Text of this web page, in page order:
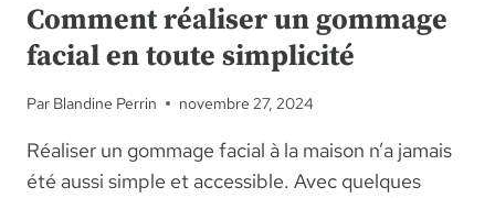
Comment réaliser un gommage
facial en toute simplicité
Par Blandine Perrin novembre 27, 2024
Réaliser un gommage facial à la maison n’a jamais
été aussi simple et accessible. Avec quelques